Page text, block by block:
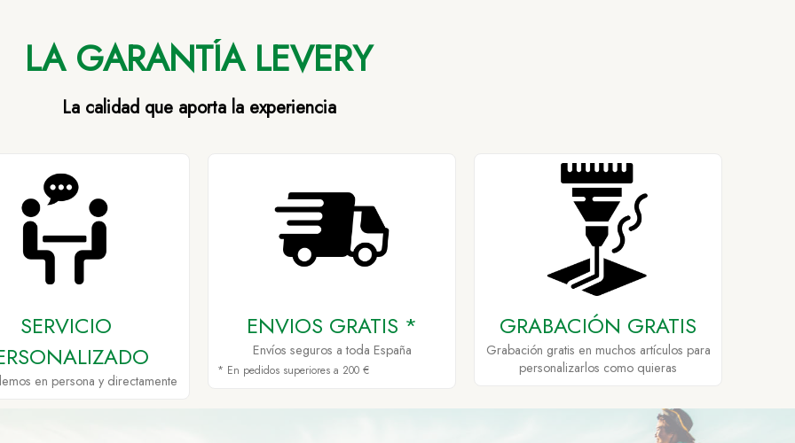
LA GARANTÍA LEVERY
La calidad que aporta la experiencia
SERVICIO
en persona y directamente
ENVIOS GRATIS *
Envíos seguros a toda España
* En pedidos superiores a 200 €
GRABACIÓN GRATIS
Grabación gratis en muchos artículos para
personalizarlos como quieras